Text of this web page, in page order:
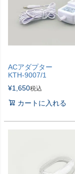
ACアダプター
KTH-9007/1
¥1,650税込
カートに入れる